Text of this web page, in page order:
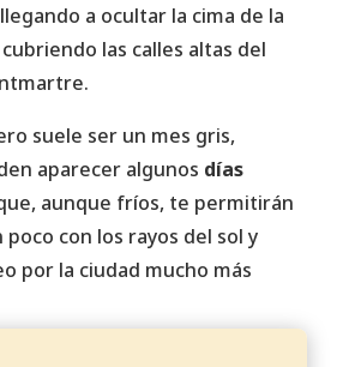
a ocultar la cima de la
las calles altas del
suele ser un mes gris,
aparecer algunos días
aunque fríos, te permitirán
con los rayos del sol y
por la ciudad mucho más